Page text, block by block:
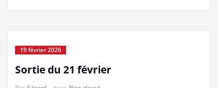
19 février 2026
Sortie du 21 février